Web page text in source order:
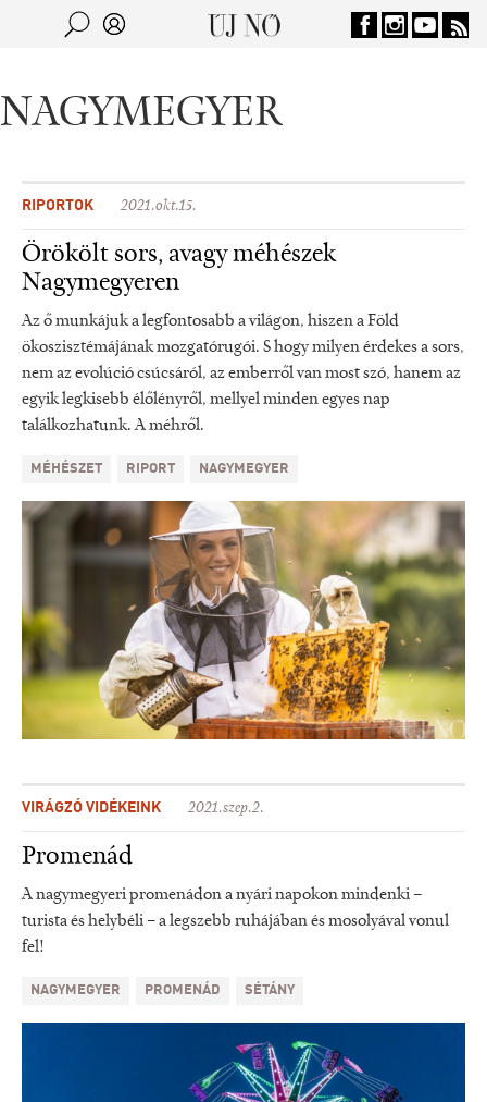
Jump to navigation
NAGYMEGYER
RIPORTOK 2021.okt.15.
Örökölt sors, avagy méhészek
Nagymegyeren
Az ő munkájuk a legfontosabb a világon, hiszen a Föld
ökoszisztémájának mozgatórugói. S hogy milyen érdekes a sors,
nem az evolúció csúcsáról, az emberről van most szó, hanem az
egyik legkisebb élőlényről, mellyel minden egyes nap
találkozhatunk. A méhről.
MÉHÉSZET RIPORT NAGYMEGYER
VIRÁGZÓ VIDÉKEINK 2021.szep.2.
Promenád
A nagymegyeri promenádon a nyári napokon mindenki –
turista és helybéli – a legszebb ruhájában és mosolyával vonul
fel!
NAGYMEGYER PROMENÁD SÉTÁNY